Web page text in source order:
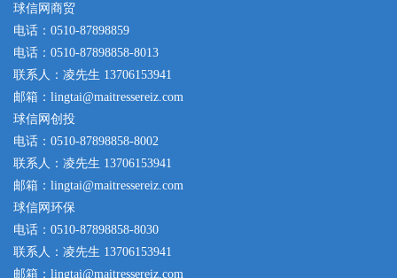
球信网商贸
电话：0510-87898859
电话：0510-87898858-8013
联系人：凌先生 13706153941
邮箱：lingtai@maitressereiz.com
球信网创投
电话：0510-87898858-8002
联系人：凌先生 13706153941
邮箱：lingtai@maitressereiz.com
球信网环保
电话：0510-87898858-8030
联系人：凌先生 13706153941
邮箱：lingtai@maitressereiz.com